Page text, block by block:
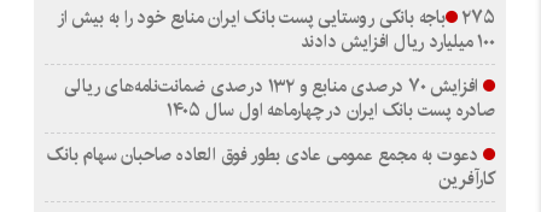
۲۷۵باجه بانکی روستایی پست بانک ایران منابع خود را به بیش از
۱۰۰ میلیارد ریال افزایش دادند
افزایش ۷۰ درصدی منابع و ۱۳۲ درصدی ضمانت‌نامه‌های ریالی
صادره پست بانک ایران در چهارماهه اول سال ۱۴۰۵
دعوت به مجمع عمومی عادی بطور فوق العاده صاحبان سهام بانک
کارآفرین